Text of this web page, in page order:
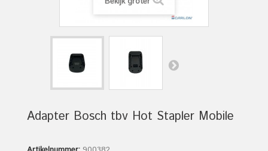
Adapter Bosch tbv Hot Stapler Mobile